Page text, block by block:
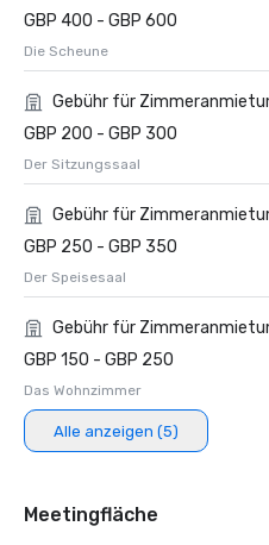
GBP 400 - GBP 600
Die Scheune
Gebühr für
GBP 200 - GBP 300
Der Sitzungssaal
Gebühr für
GBP 250 - GBP 350
Der Speisesaal
Gebühr für
GBP 150 - GBP 250
Das Wohnzimmer
Alle anzeigen (5)
Meetingfläche